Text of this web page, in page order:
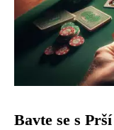
Bavte se s